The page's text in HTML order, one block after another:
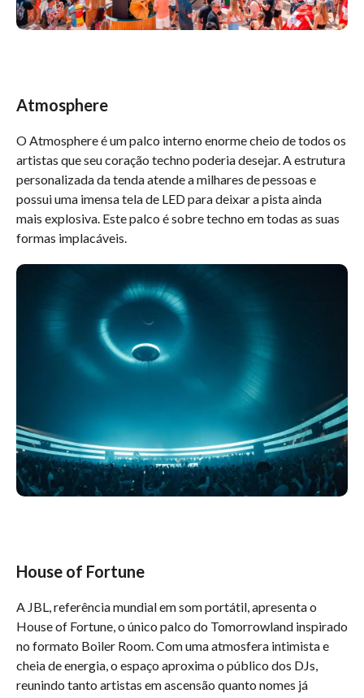
Atmosphere
O Atmosphere é um palco interno enorme cheio de todos os
artistas que seu coração techno poderia desejar. A estrutura
personalizada da tenda atende a milhares de pessoas e
possui uma imensa tela de LED para deixar a pista ainda
mais explosiva. Este palco é sobre techno em todas as suas
formas implacáveis.
House of Fortune
A JBL, referência mundial em som portátil, apresenta o
House of Fortune, o único palco do Tomorrowland inspirado
no formato Boiler Room. Com uma atmosfera intimista e
cheia de energia, o espaço aproxima o público dos DJs,
reunindo tanto artistas em ascensão quanto nomes já